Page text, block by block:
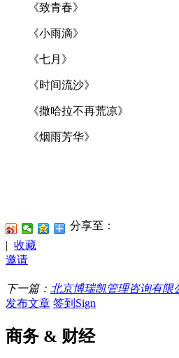
《致青春》
《小雨滴》
《七月》
《时间流沙》
《撒哈拉不再荒凉》
《烟雨芳华》
分享至：
| 收藏
邀请
下一篇： 北京博瑞凯管理咨询有限
发布文章 签到Sign
商务 & 财经